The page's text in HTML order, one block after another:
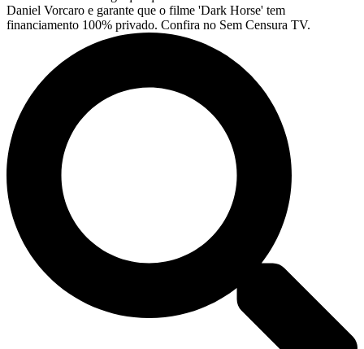
Daniel Vorcaro e garante que o filme 'Dark Horse' tem
financiamento 100% privado. Confira no Sem Censura TV.